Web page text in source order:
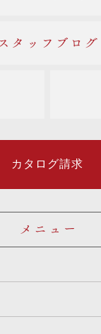
カタログ請求